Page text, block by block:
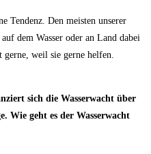
Ten­denz. Den meis­ten unse­rer
dem Was­ser oder an Land dabei
weil sie ger­ne helfen.
sich die Was­ser­wacht über
Wie geht es der Was­ser­wacht